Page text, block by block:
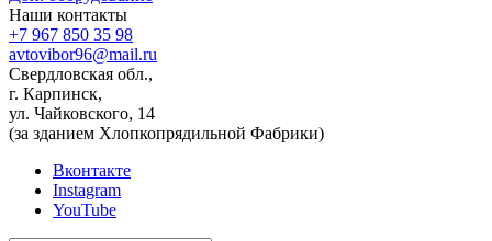
Наши контакты
+7 967 850 35 98
avtovibor96@mail.ru
Свердловская обл.,
г. Карпинск,
ул. Чайковского, 14
(за зданием Хлопкопрядильной Фабрики)
Вконтакте
Instagram
YouTube